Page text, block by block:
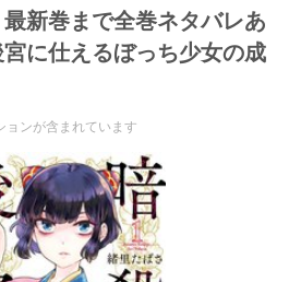
新巻まで全巻ネタバレあ
に仕えるぼっち少女の成
ョンが含まれています